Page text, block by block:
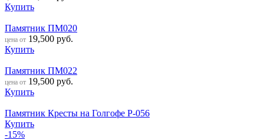
Купить
Памятник ПМ020
цена от 19,500 руб.
Купить
Памятник ПМ022
цена от 19,500 руб.
Купить
Памятник Кресты на Голгофе Р-056
Купить
-15%